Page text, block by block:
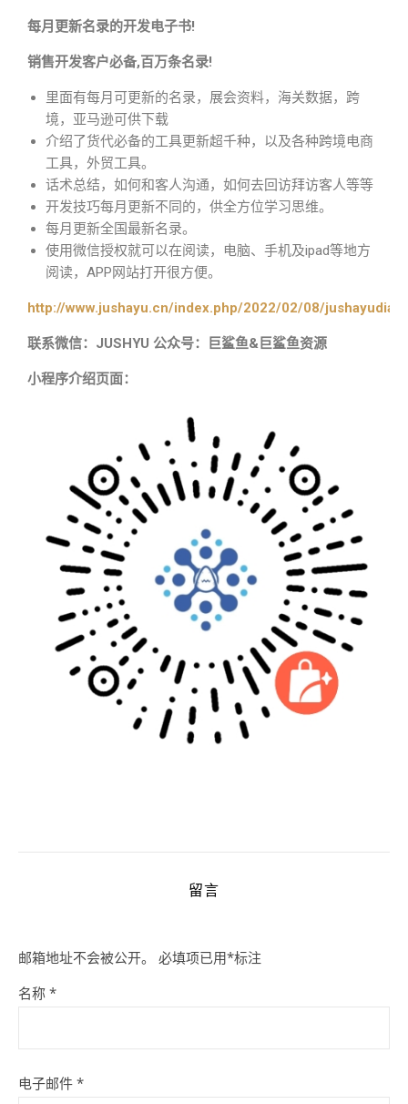
每月更新名录的开发电子书!
销售开发客户必备,百万条名录!
里面有每月可更新的名录，展会资料，海关数据，跨
境，亚马逊可供下载
介绍了货代必备的工具更新超千种，以及各种跨境电商
工具，外贸工具。
话术总结，如何和客人沟通，如何去回访拜访客人等等
开发技巧每月更新不同的，供全方位学习思维。
每月更新全国最新名录。
使用微信授权就可以在阅读，电脑、手机及ipad等地方
阅读，APP网站打开很方便。
http://www.jushayu.cn/index.php/2022/02/08/
联系微信：JUSHYU 公众号：巨鲨鱼&巨鲨鱼资源
小程序介绍页面：
留言
邮箱地址不会被公开。 必填项已用*标注
名称 *
电子邮件 *